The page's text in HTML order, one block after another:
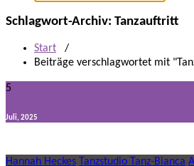
Schlagwort-Archiv: Tanzauftritt
Start /
Beiträge verschlagwortet mit
5
Juli, 2025
Hannah Heckes Tanzstudio Tanz-Bianca